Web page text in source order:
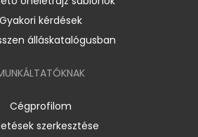
Gyakori kérdések
álláskatalógusban
Cégprofilom
szerkesztése